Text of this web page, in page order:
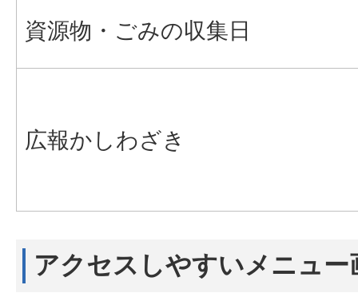
資源物・ごみの収集日
広報かしわざき
アクセスしやすいメニュ